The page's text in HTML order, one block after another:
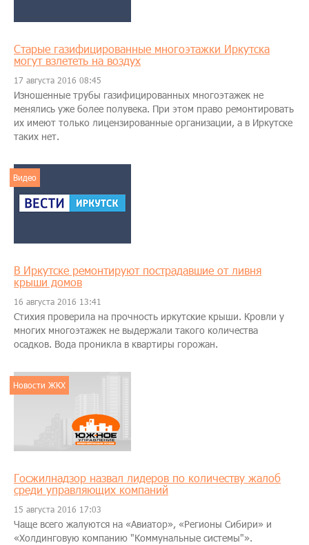
Старые газифицированные многоэтажки Иркутска
могут взлететь на воздух
17 августа 2016 08:45
Изношенные трубы газифицированных многоэтажек не
менялись уже более полувека. При этом право ремонтировать
их имеют только лицензированные организации, а в Иркутске
таких нет.
Видео
В Иркутске ремонтируют пострадавшие от ливня
крыши домов
16 августа 2016 13:41
Стихия проверила на прочность иркутские крыши. Кровли у
многих многоэтажек не выдержали такого количества
осадков. Вода проникла в квартиры горожан.
Новости ЖКХ
Госжилнадзор назвал лидеров по количеству жалоб
среди управляющих компаний
15 августа 2016 17:03
Чаще всего жалуются на «Авиатор», «Регионы Сибири» и
«Холдинговую компанию "Коммунальные системы"».